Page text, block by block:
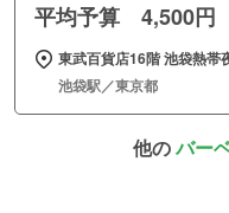
平均予算 4,500円
東武百貨店16階 池袋熱帯
池袋駅／東京都
他のバー